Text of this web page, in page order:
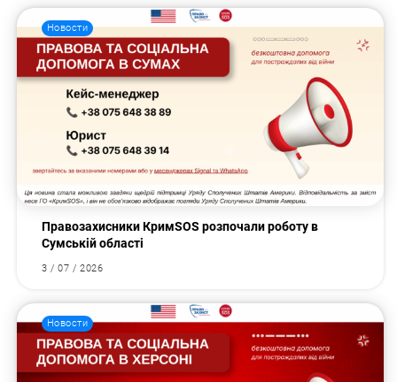
Новости
Правозахисники КримSOS розпочали роботу в
Сумській області
3 / 07 / 2026
Новости